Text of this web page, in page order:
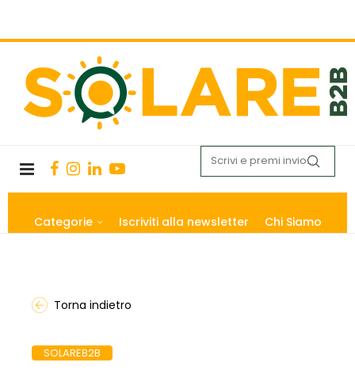
Categorie Iscriviti alla newsletter Chi Siamo
Torna indietro
SOLAREB2B